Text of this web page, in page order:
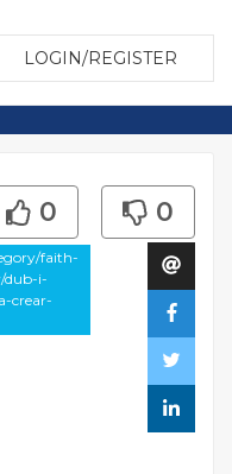
LOGIN/REGISTER
faith-
dub-i-
crear-
0 0